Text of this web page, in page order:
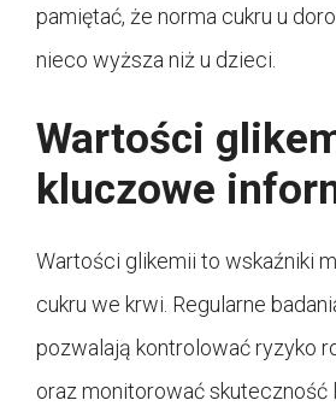
pamiętać, że norma cukru u
nieco wyższa niż u dzieci.
Wartości
kluczowe
Wartości glikemii to wskaźniki
cukru we krwi. Regularne
pozwalają kontrolować ryzyko
oraz monitorować skuteczność